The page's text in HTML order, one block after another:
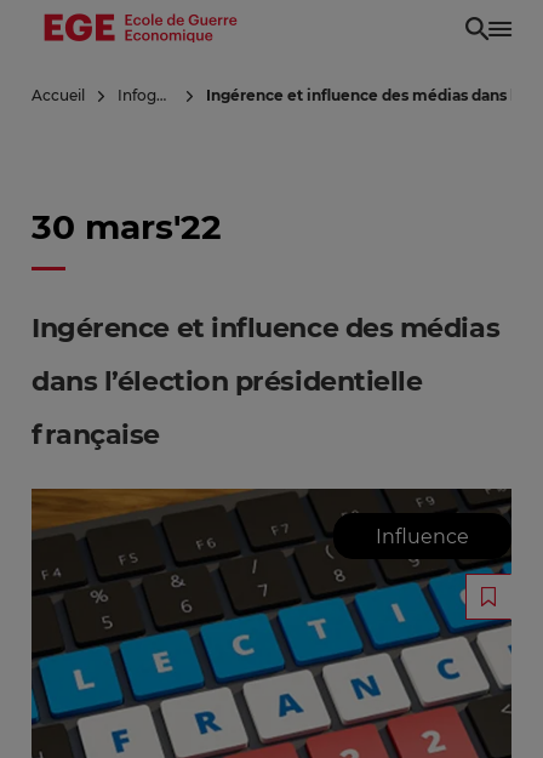
Aller
principal
Accueil Infoguerre Ingérence et influence des médias dans
30 mars'22
Ingérence et influence des médias
dans l’élection présidentielle
française
Influence